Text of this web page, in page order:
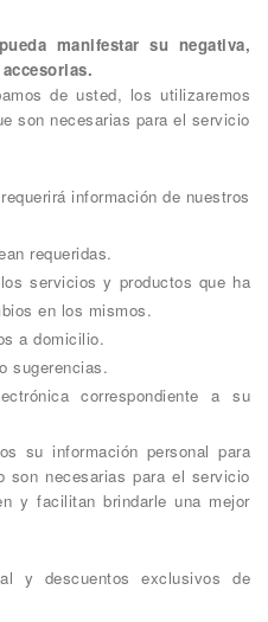
manifestar su negativa,
de usted, los utilizaremos
son necesarias para el servicio
información de nuestros
requeridas.
servicios y productos que ha
en los mismos.
a domicilio.
sugerencias.
correspondiente a su
su información personal para
son necesarias para el servicio
y facilitan brindarle una mejor
y descuentos exclusivos de